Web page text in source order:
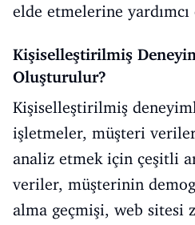
elde etmelerine
Kişiselleştirilmiş
Oluşturulur?
Kişiselleştirilmiş
işletmeler, müşteri
analiz etmek için çeşitli
veriler, müşterinin
alma geçmişi, web sitesi